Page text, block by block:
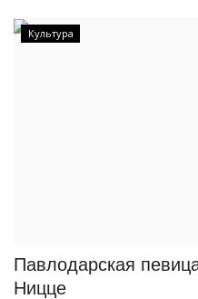
Культура
Павлодарская
Ницце